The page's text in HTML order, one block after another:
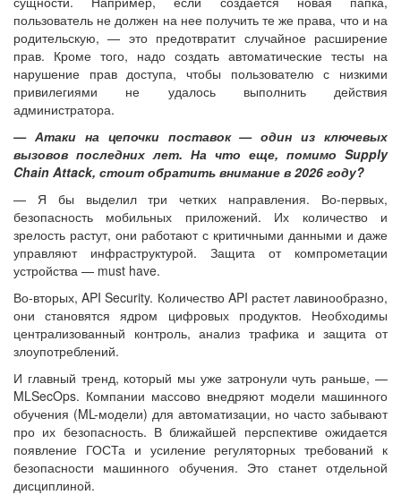
пользователь не должен на нее получить те же права, что и на
родительскую, — это предотвратит случайное расширение
прав. Кроме того, надо создать автоматические тесты на
нарушение прав доступа, чтобы пользователю с низкими
привилегиями не удалось выполнить действия
администратора.
— Атаки на цепочки поставок — один из ключевых
вызовов последних лет. На что еще, помимо Supply
Chain Attack, стоит обратить внимание в 2026 году?
— Я бы выделил три четких направления. Во-первых,
безопасность мобильных приложений. Их количество и
зрелость растут, они работают с критичными данными и даже
управляют инфраструктурой. Защита от компрометации
устройства — must have.
Во-вторых, API Security. Количество API растет лавинообразно,
они становятся ядром цифровых продуктов. Необходимы
централизованный контроль, анализ трафика и защита от
злоупотреблений.
И главный тренд, который мы уже затронули чуть раньше, —
MLSecOps. Компании массово внедряют модели машинного
обучения (ML-модели) для автоматизации, но часто забывают
про их безопасность. В ближайшей перспективе ожидается
появление ГОСТа и усиление регуляторных требований к
безопасности машинного обучения. Это станет отдельной
дисциплиной.